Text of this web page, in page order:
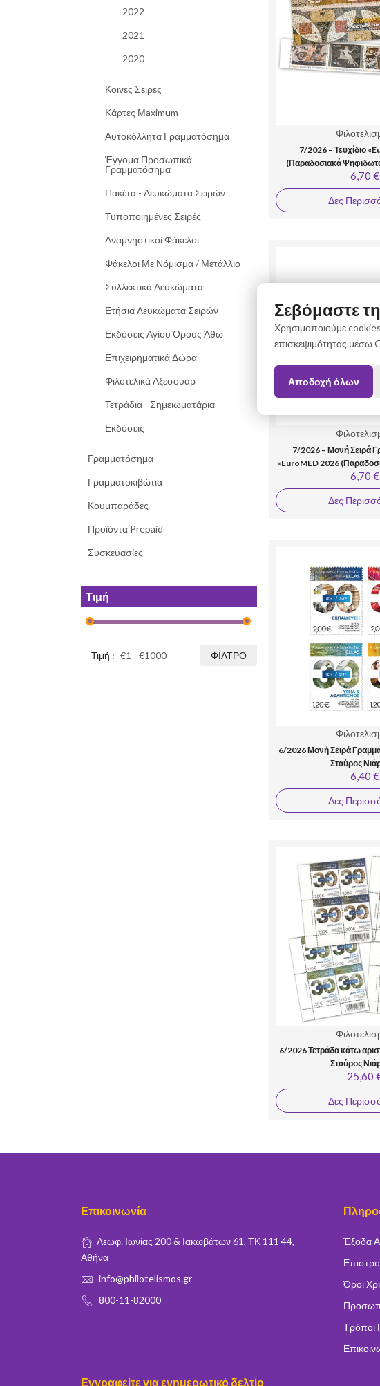
2022
2021
2020
Κοινές Σειρές
Κάρτες Μaximum
Αυτοκόλλητα Γραμματόσημα
Έγγομα Προσωπικά
Γραμματόσημα
Πακέτα - Λευκώματα Σειρών
Τυποποιημένες Σειρές
Αναμνηστικοί Φάκελοι
Φάκελοι Με Νόμισμα / Μετάλλιο
Συλλεκτικά Λευκώματα
Ετήσια Λευκώματα Σειρών
Εκδόσεις Αγίου Όρους Άθω
Επιχειρηματικά Δώρα
Φιλοτελικά Αξεσουάρ
Τετράδια - Σημειωματάρια
Εκδόσεις
Γραμματόσημα
Γραμματοκιβώτια
Κουμπαράδες
Προϊόντα Prepaid
Συσκευασίες
Τιμή
Τιμή : ΦΊΛΤΡΟ
7/2026 – Τευχίδιο
(Παραδοσιακά
6,70 €
Δες
7/2026 – Μονή Σειρά
«EuroMED 2026
6,70 €
Δες
6/2026 Μονή Σειρά
Σταύρος
6,40 €
Δες
6/2026 Τετράδα κάτω
Σταύρος
25,60
Δες
Επικοινωνία
Λεωφ. Ιωνίας 200 & Ιακωβάτων 61, ΤΚ 111 44,
Αθήνα
info@philotelismos.gr
800-11-82000
Έξοδα
Όροι
Τρόποι
Εγγραφείτε για ενημερωτικό δελτίο
Σεβόμαστε
Χρησιμοποιούμε cookies
επισκεψιμότητας μέσω
Αποδοχή όλων